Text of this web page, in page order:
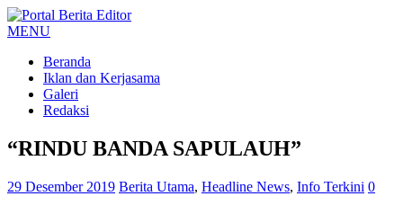
MENU
Beranda
Iklan dan Kerjasama
Galeri
Redaksi
“RINDU BANDA SAPULAUH”
29 Desember 2019 Berita Utama, Headline News, Info Terkini 0